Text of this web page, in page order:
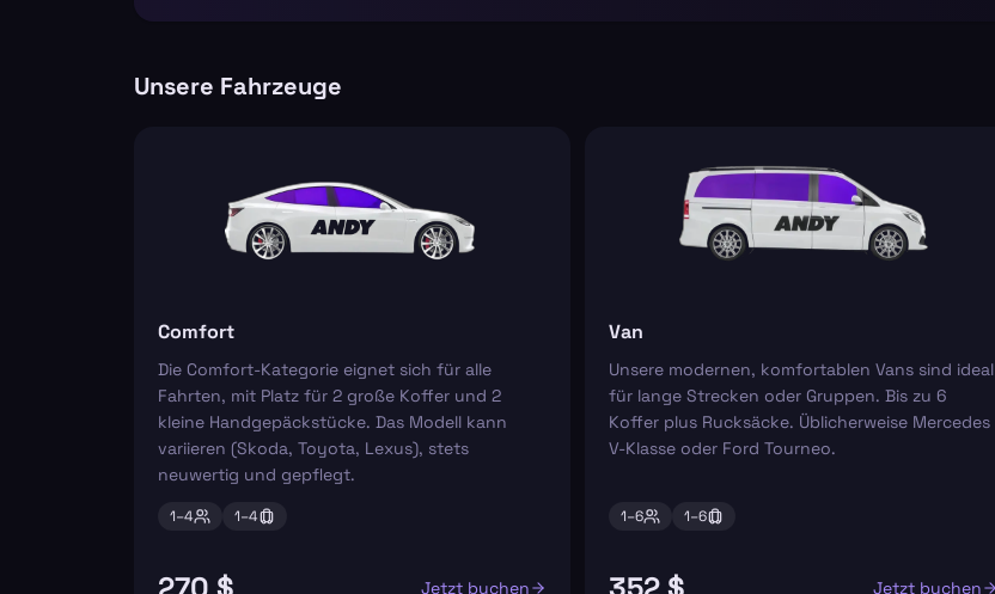
Unsere Fahrzeuge
Comfort
Die Comfort-Kategorie eignet sich für alle
Fahrten, mit Platz für 2 große Koffer und 2
kleine Handgepäckstücke. Das Modell kann
variieren (Skoda, Toyota, Lexus), stets
neuwertig und gepflegt.
1–4 1–4
Jetzt buchen
Van
Unsere modernen, komfortablen Vans sind ideal
für lange Strecken oder Gruppen. Bis zu 6
Koffer plus Rucksäcke. Üblicherweise Mercedes
V-Klasse oder Ford Tourneo.
1–6 1–6
Jetzt buchen